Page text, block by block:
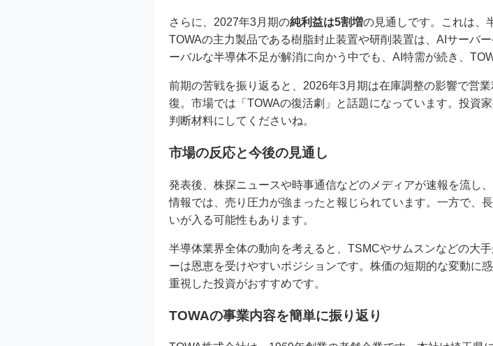
さらに、2027年3月期の純利益は5割増の見通しです。これは、
TOWAの主力製品である樹脂封止装置や研削装置は、AIサーバ
ーバルな半導体不足が解消に向かう中でも、AI特需が続き、
前期の苦戦を振り返ると、2026年3月期は在庫調整の影響で営
復。市場では「TOWAの復活劇」と話題になっています。投資
判断材料にしてくださいね。
市場の反応と今後の見通し
発表後、株探ニュースや時事通信などのメディアが速報を流し
情報では、売り圧力が強まったと報じられています。一方で、
いが入る可能性もあります。
半導体業界全体の動向を考えると、TSMCやサムスンなどの大
ーは恩恵を受けやすいポジションです。株価の短期的な変動に
重視した投資がおすすめです。
TOWAの事業内容を簡単に振り返り